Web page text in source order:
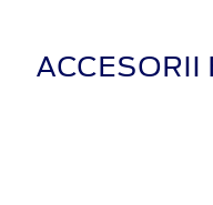
ACCESORII